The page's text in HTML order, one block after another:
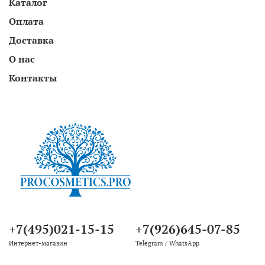
Оплата
Доставка
О нас
Контакты
+7(495)021-15-15
Интернет-магазин
+7(926)645-07-85
Telegram / WhatsApp